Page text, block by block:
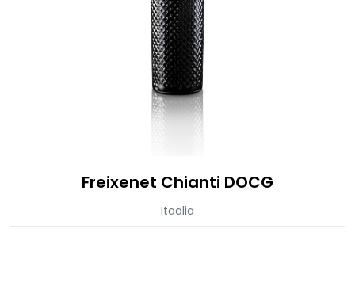
Freixenet Chianti DOCG
Itaalia